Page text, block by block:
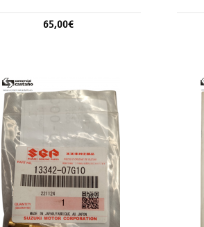
65,00€